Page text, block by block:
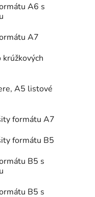
A6 s
A7
A5 listové
formátu A7
formátu B5
B5 s
B5 s